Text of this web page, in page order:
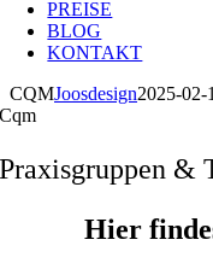
PREISE
BLOG
KONTAKT
CQMJoosdesign2025-02-
Cqm
Praxisgruppen &
Hier